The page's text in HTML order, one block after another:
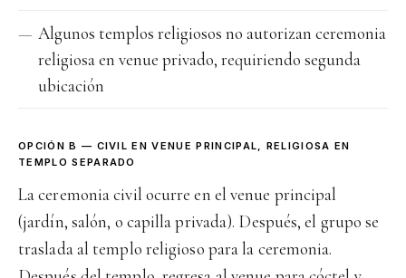
Algunos templos religiosos no autorizan ceremonia
religiosa en venue privado, requiriendo segunda
ubicación
OPCIÓN B — CIVIL EN VENUE PRINCIPAL, RELIGIOSA EN
TEMPLO SEPARADO
La ceremonia civil ocurre en el venue principal
(jardín, salón, o capilla privada). Después, el grupo se
traslada al templo religioso para la ceremonia.